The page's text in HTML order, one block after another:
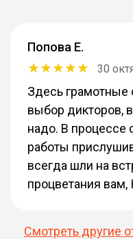
Попова Е.
30
Здесь грамотные
выбор дикторов,
надо. В процессе
работы
всегда шли на
процветания вам,
Смотреть другие